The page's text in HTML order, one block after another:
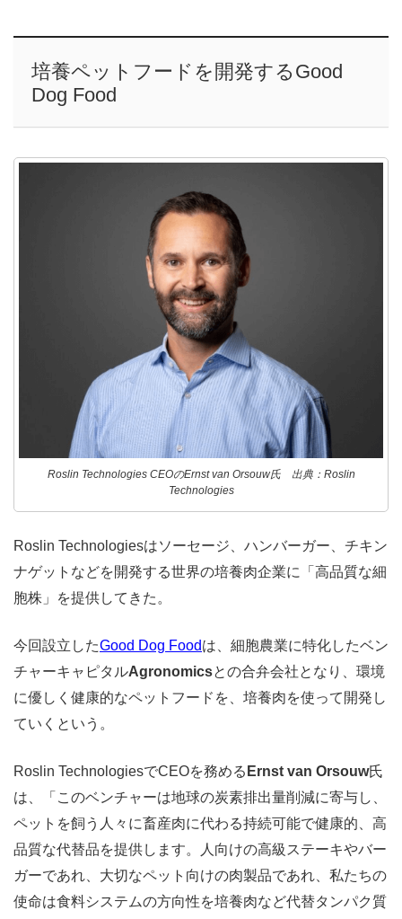
培養ペットフードを開発するGood
Dog Food
Roslin Technologies CEOのErnst van Orsouw氏 出典：Roslin
Technologies
Roslin Technologiesはソーセージ、ハンバーガー、チキン
ナゲットなどを開発する世界の培養肉企業に「高品質な細
胞株」を提供してきた。
今回設立したGood Dog Foodは、細胞農業に特化したベン
チャーキャピタルAgronomicsとの合弁会社となり、環境
に優しく健康的なペットフードを、培養肉を使って開発し
ていくという。
Roslin TechnologiesでCEOを務める Ernst van Orsouw氏
は、「このベンチャーは地球の炭素排出量削減に寄与し、
ペットを飼う人々に畜産肉に代わる持続可能で健康的、高
品質な代替品を提供します。人向けの高級ステーキやバー
ガーであれ、大切なペット向けの肉製品であれ、私たちの
使命は食料システムの方向性を培養肉など代替タンパク質